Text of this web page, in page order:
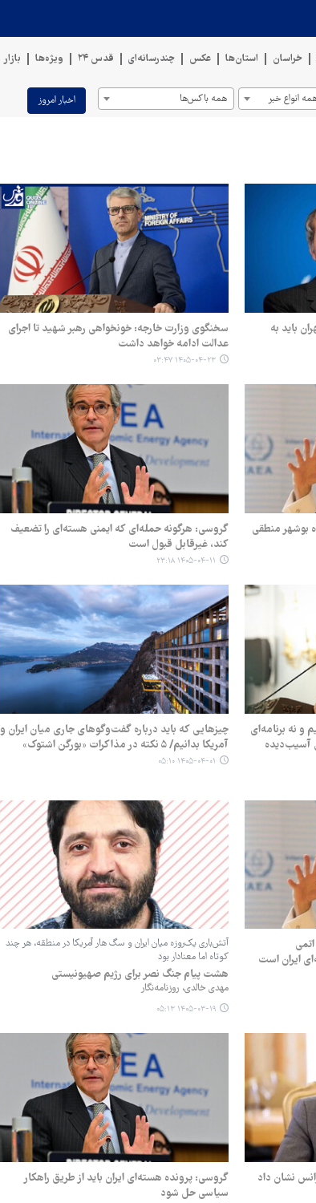
خراسان استان‌ها عکس چندرسانه‌ای قدس ۲۴ ویژه‌ها بازار
انواع خبر همه باکس‌ها اخبار امروز
باید به
سخنگوی وزارت خارجه: خونخواهی رهبر شهید تا اجرای
عدالت ادامه خواهد داشت
۱۴۰۵-۰۴-۲۳ ۰۳:۴۷
بوشهر منطقی
گروسی: هرگونه حمله‌ای که ایمنی هسته‌ای را تضعیف
کند، غیرقابل قبول است
۱۴۰۵-۰۴-۱۱ ۲۳:۱۸
و نه برنامه‌ای
آسیب‌دیده
چیزهایی که باید درباره گفت‌وگوهای جاری میان ایران و
آمریکا بدانیم/ ۵ نکته در مذاکرات «بورگن ‌اشتوک»
۱۴۰۵-۰۴-۰۱ ۰۵:۱۰
ایران است
آتش‌باری یک‌روزه میان ایران و سگ‌ هار آمریکا در منطقه، هر چند
کوتاه اما معنادار بود
هشت پیام جنگ نصر برای رژیم صهیونیستی
مهدی خالدی، روزنامه‌نگار
۱۴۰۵-۰۳-۱۹ ۰۵:۱۳
نشان داد
گروسی: پرونده هسته‌ای ایران باید از طریق راهکار
سیاسی حل شود